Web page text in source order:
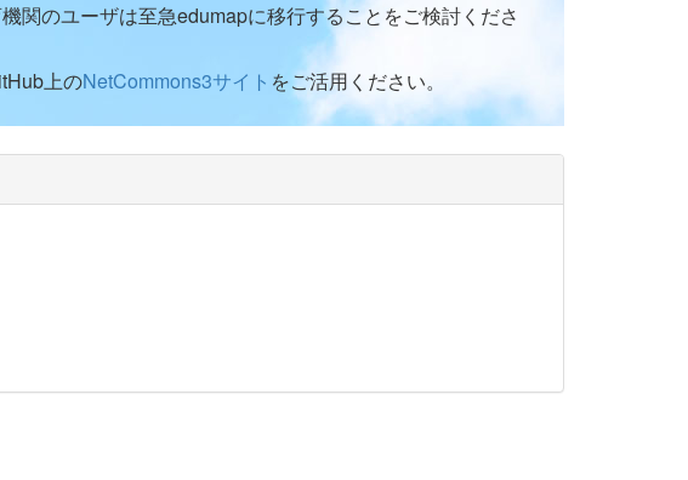
関のユーザは至急edumapに移行することをご検討くださ
上のNetCommons3サイト をご活用ください。